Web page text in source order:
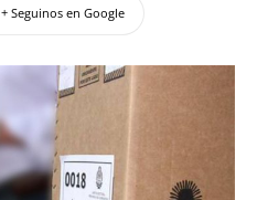
+ Seguinos en Google